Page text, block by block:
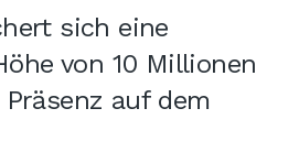
sich eine
von 10 Millionen
auf dem